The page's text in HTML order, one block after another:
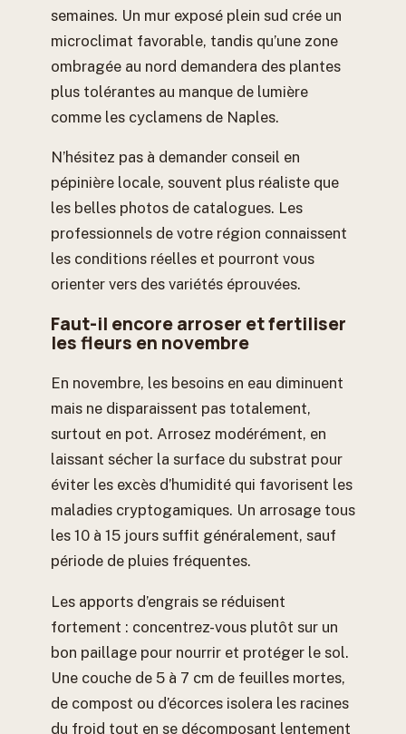
semaines. Un mur exposé plein sud crée un
microclimat favorable, tandis qu’une zone
ombragée au nord demandera des plantes
plus tolérantes au manque de lumière
comme les cyclamens de Naples.
N’hésitez pas à demander conseil en
pépinière locale, souvent plus réaliste que
les belles photos de catalogues. Les
professionnels de votre région connaissent
les conditions réelles et pourront vous
orienter vers des variétés éprouvées.
Faut-il encore arroser et fertiliser
les fleurs en novembre
En novembre, les besoins en eau diminuent
mais ne disparaissent pas totalement,
surtout en pot. Arrosez modérément, en
laissant sécher la surface du substrat pour
éviter les excès d’humidité qui favorisent les
maladies cryptogamiques. Un arrosage tous
les 10 à 15 jours suffit généralement, sauf
période de pluies fréquentes.
Les apports d’engrais se réduisent
fortement : concentrez-vous plutôt sur un
bon paillage pour nourrir et protéger le sol.
Une couche de 5 à 7 cm de feuilles mortes,
de compost ou d’écorces isolera les racines
du froid tout en se décomposant lentement